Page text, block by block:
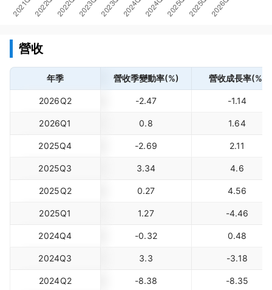
營收
年季 營收季變動率(%) 營收成長率(%)
2026Q2 -2.47 -1.14
2026Q1 0.8 1.64
2025Q4 -2.69 2.11
2025Q3 3.34 4.6
2025Q2 0.27 4.56
2025Q1 1.27 -4.46
2024Q4 -0.32 0.48
2024Q3 3.3 -3.18
2024Q2 -8.38 -8.35